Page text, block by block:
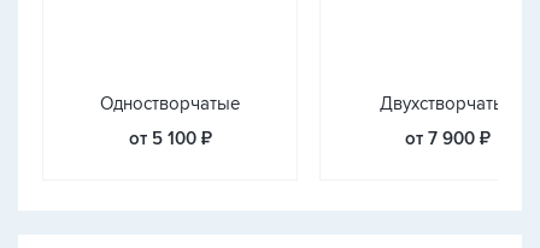
Одностворчатые
от 5 100 ₽
Двухстворчатые
от 7 900 ₽